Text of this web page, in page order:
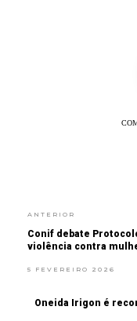
ANTERIOR
Conif debate
violência contra
5 FEVEREIRO 2026
Oneida Irigon é